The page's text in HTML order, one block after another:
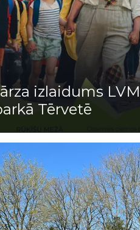
izlaidums LVM
Tērvetē